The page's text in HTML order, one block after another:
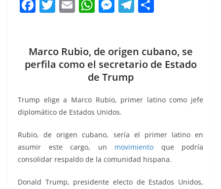
F
e
b
o
k
T
er
E
l
W
s
A
p
p
M
e
n
g
er
T
gr
a
p
ar
Marco Rubio, de origen cubano, se
perfila como el secretario de Estado
de Trump
Trump elige a Marco Rubio, primer latino como jefe
diplomático de Estados Unidos.
Rubio, de origen cubano, sería el primer latino en
asumir este cargo, un movimiento que podría
consolidar respaldo de la comunidad hispana.
Donald Trump, presidente electo de Estados Unidos,